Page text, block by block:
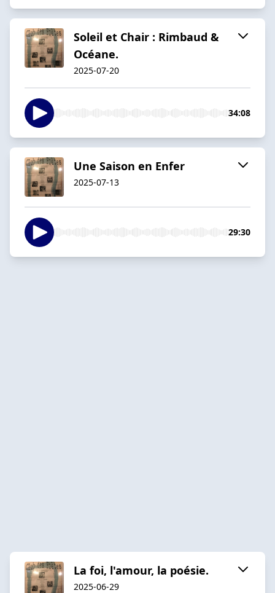
Soleil et Chair : Rimbaud &
Océane.
2025-07-20
34:08
Une Saison en Enfer
2025-07-13
29:30
La foi, l'amour, la poésie.
2025-06-29